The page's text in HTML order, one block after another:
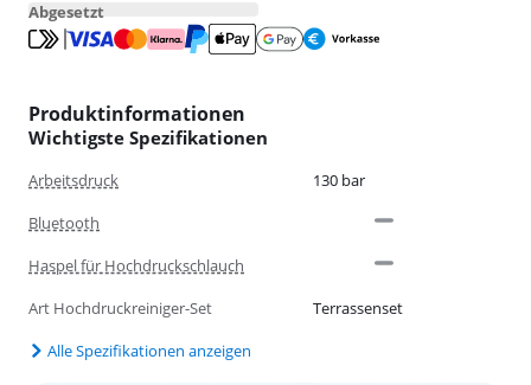
Abgesetzt
Produktinformationen
Wichtigste Spezifikationen
Arbeitsdruck
130 bar
Bluetooth
Haspel für Hochdruckschlauch
Art Hochdruckreiniger-Set
Terrassenset
Alle Spezifikationen anzeigen